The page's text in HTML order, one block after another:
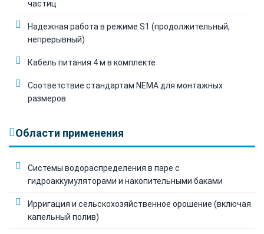
частиц
Надежная работа в режиме S1 (продолжительный,
непрерывный)
Кабель питания 4 м в комплекте
Соответствие стандартам NEMA для монтажных
размеров
Области применения
Системы водораспределения в паре с
гидроаккумуляторами и накопительными баками
Ирригация и сельскохозяйственное орошение (включая
капельный полив)